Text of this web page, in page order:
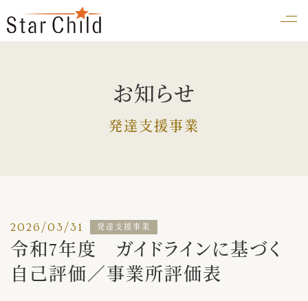
お知らせ
発達支援事業
2026/03/31 発達支援事業
令和7年度 ガイドラインに基づく
自己評価／事業所評価表